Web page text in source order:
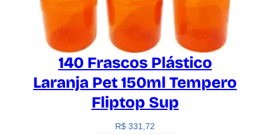
140 Frascos Plástico
Laranja Pet 150ml Tempero
Fliptop Sup
R$ 331,72